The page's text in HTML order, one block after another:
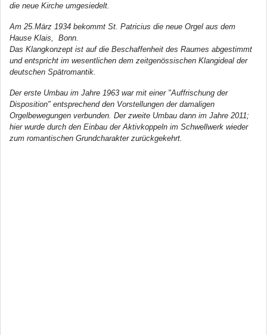
die neue Kirche umgesiedelt.
Am 25.März 1934 bekommt St. Patricius die neue Orgel aus dem
Hause Klais, Bonn.
Das Klangkonzept ist auf die Beschaffenheit des Raumes abgestimmt
und entspricht im wesentlichen dem zeitgenössischen Klangideal der
deutschen Spätromantik.
Der erste Umbau im Jahre 1963 war mit einer "Auffrischung der
Disposition" entsprechend den Vorstellungen der damaligen
Orgelbewegungen verbunden. Der zweite Umbau dann im Jahre 2011;
hier wurde durch den Einbau der Aktivkoppeln im Schwellwerk wieder
zum romantischen Grundcharakter zurückgekehrt.